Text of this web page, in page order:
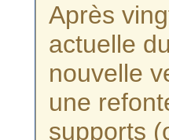
Après
actuelle
nouvelle
une
supports